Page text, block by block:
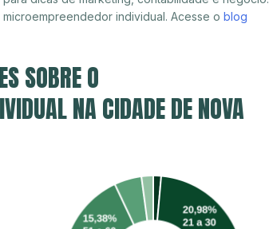
individual. Acesse o blog
SOBRE O
NA CIDADE DE NOVA